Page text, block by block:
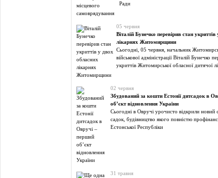
Ради
05 червня
Віталій Бунечко перевірив стан
лікарнях Житомирщини
Сьогодні, 05 червня, начальник
військової адміністрації Віталій Бунечко
укриттів Житомирської обласної дитячої
02 червня
Збудований за кошти Естонії дитсадок в
об’єкт відновлення України
Сьогодні в Овручі урочисто відкрили новий
садок, будівництво якого повністю
Естонської Республіки
31 травня